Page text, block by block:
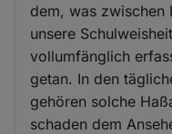
dem, was zwischen
unsere
vollumfänglich
getan. In den
gehören solche
schaden dem